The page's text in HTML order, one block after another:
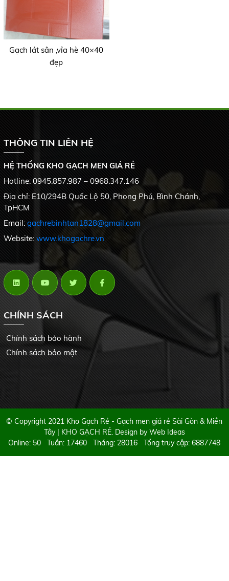
Gạch lát sân ,vỉa hè 40×40
đẹp
THÔNG TIN LIÊN HỆ
HỆ THỐNG KHO GẠCH MEN GIÁ RẺ
Hotline: 0945.857.987 – 0968.347.146
Địa chỉ: E10/294B Quốc Lộ 50, Phong Phú, Bình Chánh,
TpHCM
Email: gachrebinhtan1828@gmail.com
Website:www.khogachre.vn
CHÍNH SÁCH
Chính sách bảo hành
Chính sách bảo mật
© Copyright 2021 Kho Gạch Rẻ - Gạch men giá rẻ Sài Gòn & Miền
Tây | KHO GẠCH RẺ. Design byWeb Ideas
Online: 50 Tuần: 17460 Tháng: 28016 Tổng truy cập: 6887748